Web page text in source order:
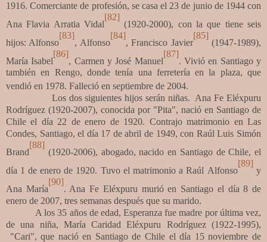
1916. Comerciante de profesión, se casa el 23 de junio de 1944 con
Ana Flavia Arratia Vidal
[82]
(1920-2000), con la que tiene seis
hijos: Alfonso
[83]
, Alfonso
[84]
, Francisco Javier
[85]
(1947-1989),
María Isabel
[86]
, Carmen y José Manuel
[87]
. Vivió en Santiago y
también en Rengo, donde tenía una ferretería en la plaza, que
vendió en 1978. Falleció en septiembre de 2004.
Los dos siguientes hijos serán niñas. Ana Fe Eléxpuru
Rodríguez (1920-2007), conocida por "Pita", nació en Santiago de
Chile el día 22 de enero de 1920. Contrajo matrimonio en Las
Condes, Santiago, el día 17 de abril de 1949, con Raúl Luis Simón
Brand
[88]
(1920-2006), abogado, nacido en Santiago de Chile, el
día 1 de enero de 1920. Tuvo el matrimonio a Raúl Alfonso
[89]
y
Ana María
[90]
. Ana Fe Eléxpuru murió en Santiago el día 8 de
enero de 2007, tres semanas después que su marido.
A los 35 años de edad, Esperanza fue madre por última vez,
de una niña, María Caridad Eléxpuru Rodríguez (1922-1995),
"Cari", que nació en Santiago de Chile el día 15 noviembre de